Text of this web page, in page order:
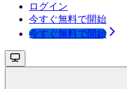
ログイン
今すぐ無料で開始
今すぐ無料で開始